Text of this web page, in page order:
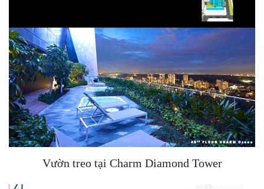
Vườn treo tại Charm Diamond Tower